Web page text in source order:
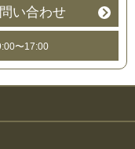
い合わせ
〜17:00